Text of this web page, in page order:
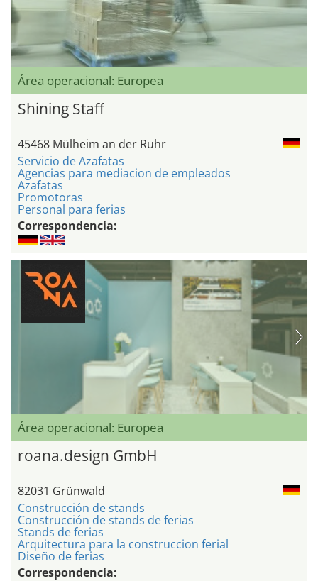
Área operacional: Europea
Shining Staff
45468 Mülheim an der Ruhr
Servicio de Azafatas
Agencias para mediacion de empleados
Azafatas
Promotoras
Personal para ferias
Correspondencia:
Área operacional: Europea
roana.design GmbH
82031 Grünwald
Construcción de stands
Construcción de stands de ferias
Stands de ferias
Arquitectura para la construccion ferial
Diseño de ferias
Correspondencia: